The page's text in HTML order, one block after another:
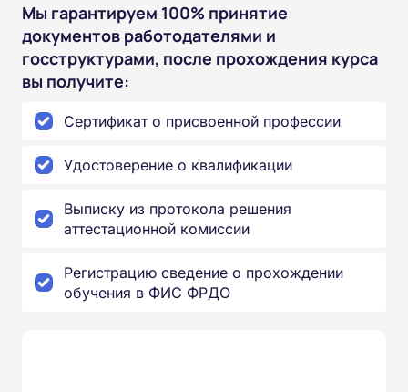
Мы гарантируем 100% принятие
документов работодателями и
госструктурами, после прохождения курса
вы получите:
Сертификат о присвоенной профессии
Удостоверение о квалификации
Выписку из протокола решения
аттестационной комиссии
Регистрацию сведение о прохождении
обучения в ФИС ФРДО